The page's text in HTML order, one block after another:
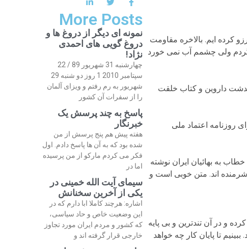
قرار شده است که به ایران باز گردم و برای روز 28 اسفند بلیط رزو کرده ایم. بالاخره مقاومت
گردم ولی چشمم آب نمی خورد
داروین و کتاب خلقت
روزنامه اعتماد ملی
ایم» خطاب به بهائیان ایران نوشته
اند. متن خوبی است و
اصلاح طلبان منتشر کرده و در آن تندترین و بی پایه
تا پایان کار چه خواهد
More Posts
نمونه ای دیگر از دروغ ها و
دروغ گویی های احمدی
نژاد!
چهارشنبه 31 شهریور 89 / 22
سپتامبر 2010 1 روز دو شنبه 29
شهریور به رم رفتم و ویزای آلمان
را از سفرات آن کشور
پاسخ به چند پرسش یک
خبرنگار
هفته پیش هم پنج پرسش از من
شده بود که به آن ها پاسخ دادم. اول
فکر می کردم مارکو از من پرسیده
اما در
سیمای آیت الله خمینی در
یکی از آخرین سخنانش
اشاره: هرچند کاملا ابا دارم که در
این وضعیت خاص و حاد سیاسی،
که کشور و مردم ایران مورد تجاوز
خارجی قرار گرفته اند و